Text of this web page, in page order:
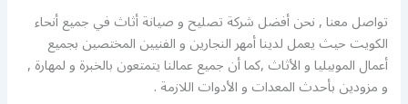
تواصل معنا , نحن أفضل شركة تصليح و صيانة أثاث في جميع أنحاء
الكويت حيث يعمل لدينا أمهر النجارين و الفنيين المختصين بجميع
أعمال الموبيليا و الأثاث ,كما أن جميع عمالنا يتمتعون بالخبرة و لمهارة ,
و مزودين بأحدث المعدات و الأدوات اللازمة .